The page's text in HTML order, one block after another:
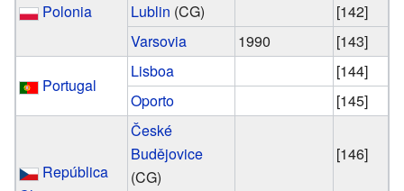
Polonia
Lublin (CG)
[142]
Varsovia
1990 [143]
Portugal
Lisboa
[144]
Oporto
[145]
República
České
Budějovice
(CG)
[146]